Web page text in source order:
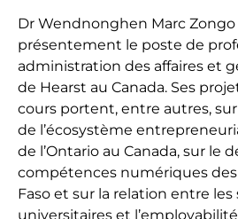
Dr Wendnonghen Marc
présentement le poste de
administration des affaires et
de Hearst au Canada. Ses
cours portent, entre autres,
de l’écosystème
de l’Ontario au Canada, sur le
compétences numériques
Faso et sur la relation entre
universitaires et